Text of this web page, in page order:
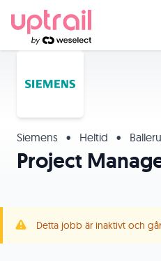
Siemens • Heltid •
Project
Detta jobb är inaktivt och